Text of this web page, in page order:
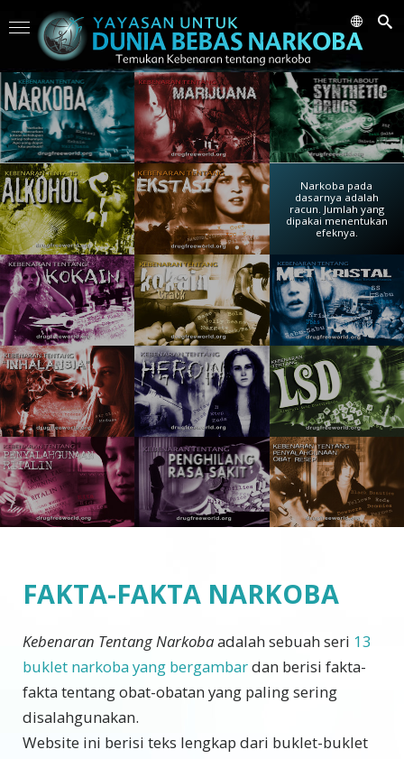
Orang-orang muda
dewasa ini terekspos
narkoba lebih awal
daripada sebelumnya.
Diperkirakan sekitar
208 juta orang di
seluruh dunia
menggunakan narkoba
Narkoba pada
dasarnya adalah
racun. Jumlah yang
dipakai menentukan
efeknya.
FAKTA-FAKTA NARKOBA
Kebenaran Tentang Narkobaadalah sebuah seri 13
buklet narkoba yang bergambardan berisi fakta-
fakta tentang obat-obatan yang paling sering
disalahgunakan.
Website ini berisi teks lengkap dari buklet-buklet